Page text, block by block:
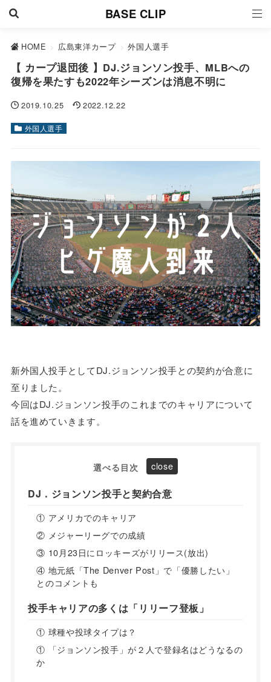
BASE CLIP
HOME > 広島東洋カープ > 外国人選手
【 カープ退団後 】DJ.ジョンソン投手、MLBへの
復帰を果たすも2022年シーズンは消息不明に
2019.10.25 2022.12.22
外国人選手
新外国人投手としてDJ.ジョンソン投手との契約が合意に
至りました。
今回はDJ.ジョンソン投手のこれまでのキャリアについて
話を進めていきます。
選べる目次
DJ．ジョンソン投手と契約合意
① アメリカでのキャリア
② メジャーリーグでの成績
③ 10月23日にロッキーズがリリース(放出)
④ 地元紙「The Denver Post」で「優勝したい」
とのコメントも
投手キャリアの多くは「リリーフ登板」
① 球種や投球タイプは？
① 「ジョンソン投手」が２人で登録名はどうなるの
か